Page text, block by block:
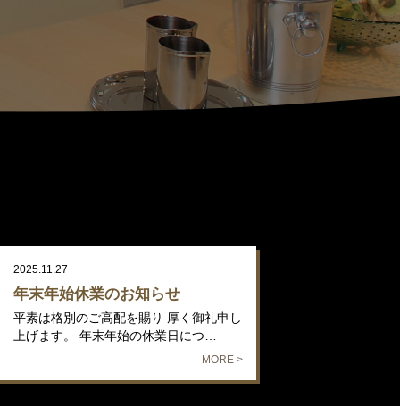
2025.11.27
年末年始休業のお知らせ
平素は格別のご高配を賜り 厚く御礼申し
上げます。 年末年始の休業日につ…
MORE >